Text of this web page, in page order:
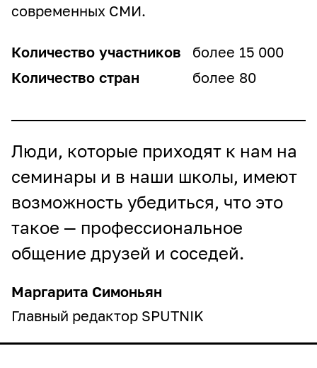
современных СМИ.
Количество участников
Количество стран
15 000
80
Люди, которые приходят к нам на
семинары и в наши школы, имеют
возможность убедиться, что это
такое — профессиональное
общение друзей и соседей.
Маргарита Симоньян
Главный редактор SPUTNIK